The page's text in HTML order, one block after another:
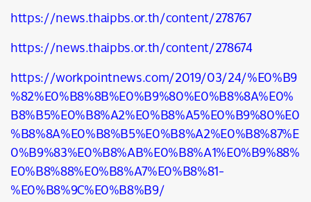
https://news.thaipbs.or.th/content/278767
https://news.thaipbs.or.th/content/278674
https://workpointnews.com/2019/03/24/%E0%B9
%82%E0%B8%8B%E0%B9%80%E0%B8%8A%E0%
B8%B5%E0%B8%A2%E0%B8%A5%E0%B9%80%E0
%B8%8A%E0%B8%B5%E0%B8%A2%E0%B8%87%E
0%B9%83%E0%B8%AB%E0%B8%A1%E0%B9%88%
E0%B8%88%E0%B8%A7%E0%B8%81-
%E0%B8%9C%E0%B8%B9/